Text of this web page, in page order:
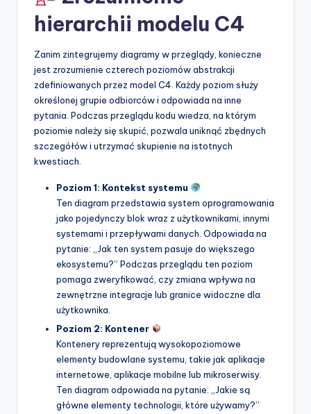
U
p
d
hierarchii modelu C4
Zanim zintegrujemy diagramy w przeglądy, konieczne
jest zrozumienie czterech poziomów abstrakcji
zdefiniowanych przez model C4. Każdy poziom służy
określonej grupie odbiorców i odpowiada na inne
pytania. Podczas przeglądu kodu wiedza, na którym
poziomie należy się skupić, pozwala uniknąć zbędnych
szczegółów i utrzymać skupienie na istotnych
kwestiach.
Poziom 1: Kontekst systemu
Ten diagram przedstawia system oprogramowania
jako pojedynczy blok wraz z użytkownikami, innymi
systemami i przepływami danych. Odpowiada na
pytanie: „Jak ten system pasuje do większego
ekosystemu?” Podczas przeglądu ten poziom
pomaga zweryfikować, czy zmiana wpływa na
zewnętrzne integracje lub granice widoczne dla
użytkownika.
Poziom 2: Kontener
Kontenery reprezentują wysokopoziomowe
elementy budowlane systemu, takie jak aplikacje
internetowe, aplikacje mobilne lub mikroserwisy.
Ten diagram odpowiada na pytanie: „Jakie są
główne elementy technologii, które używamy?”